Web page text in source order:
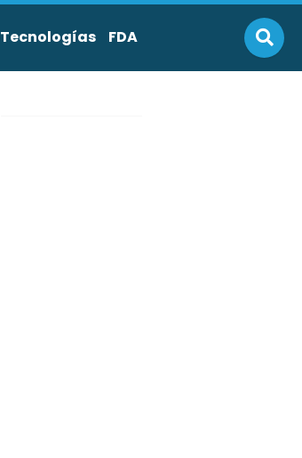
Tecnologías FDA